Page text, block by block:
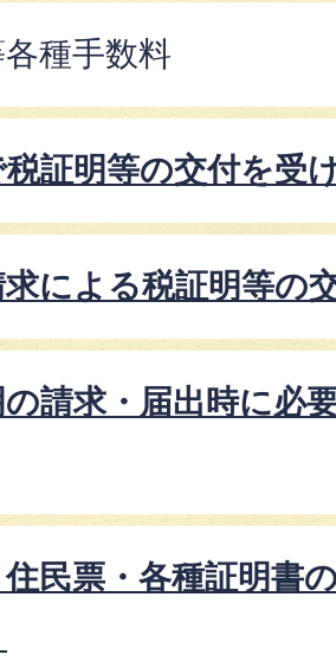
各種手数料
税証明等の交付を受
による税証明等の
請求・届出時に必
住民票・各種証明書